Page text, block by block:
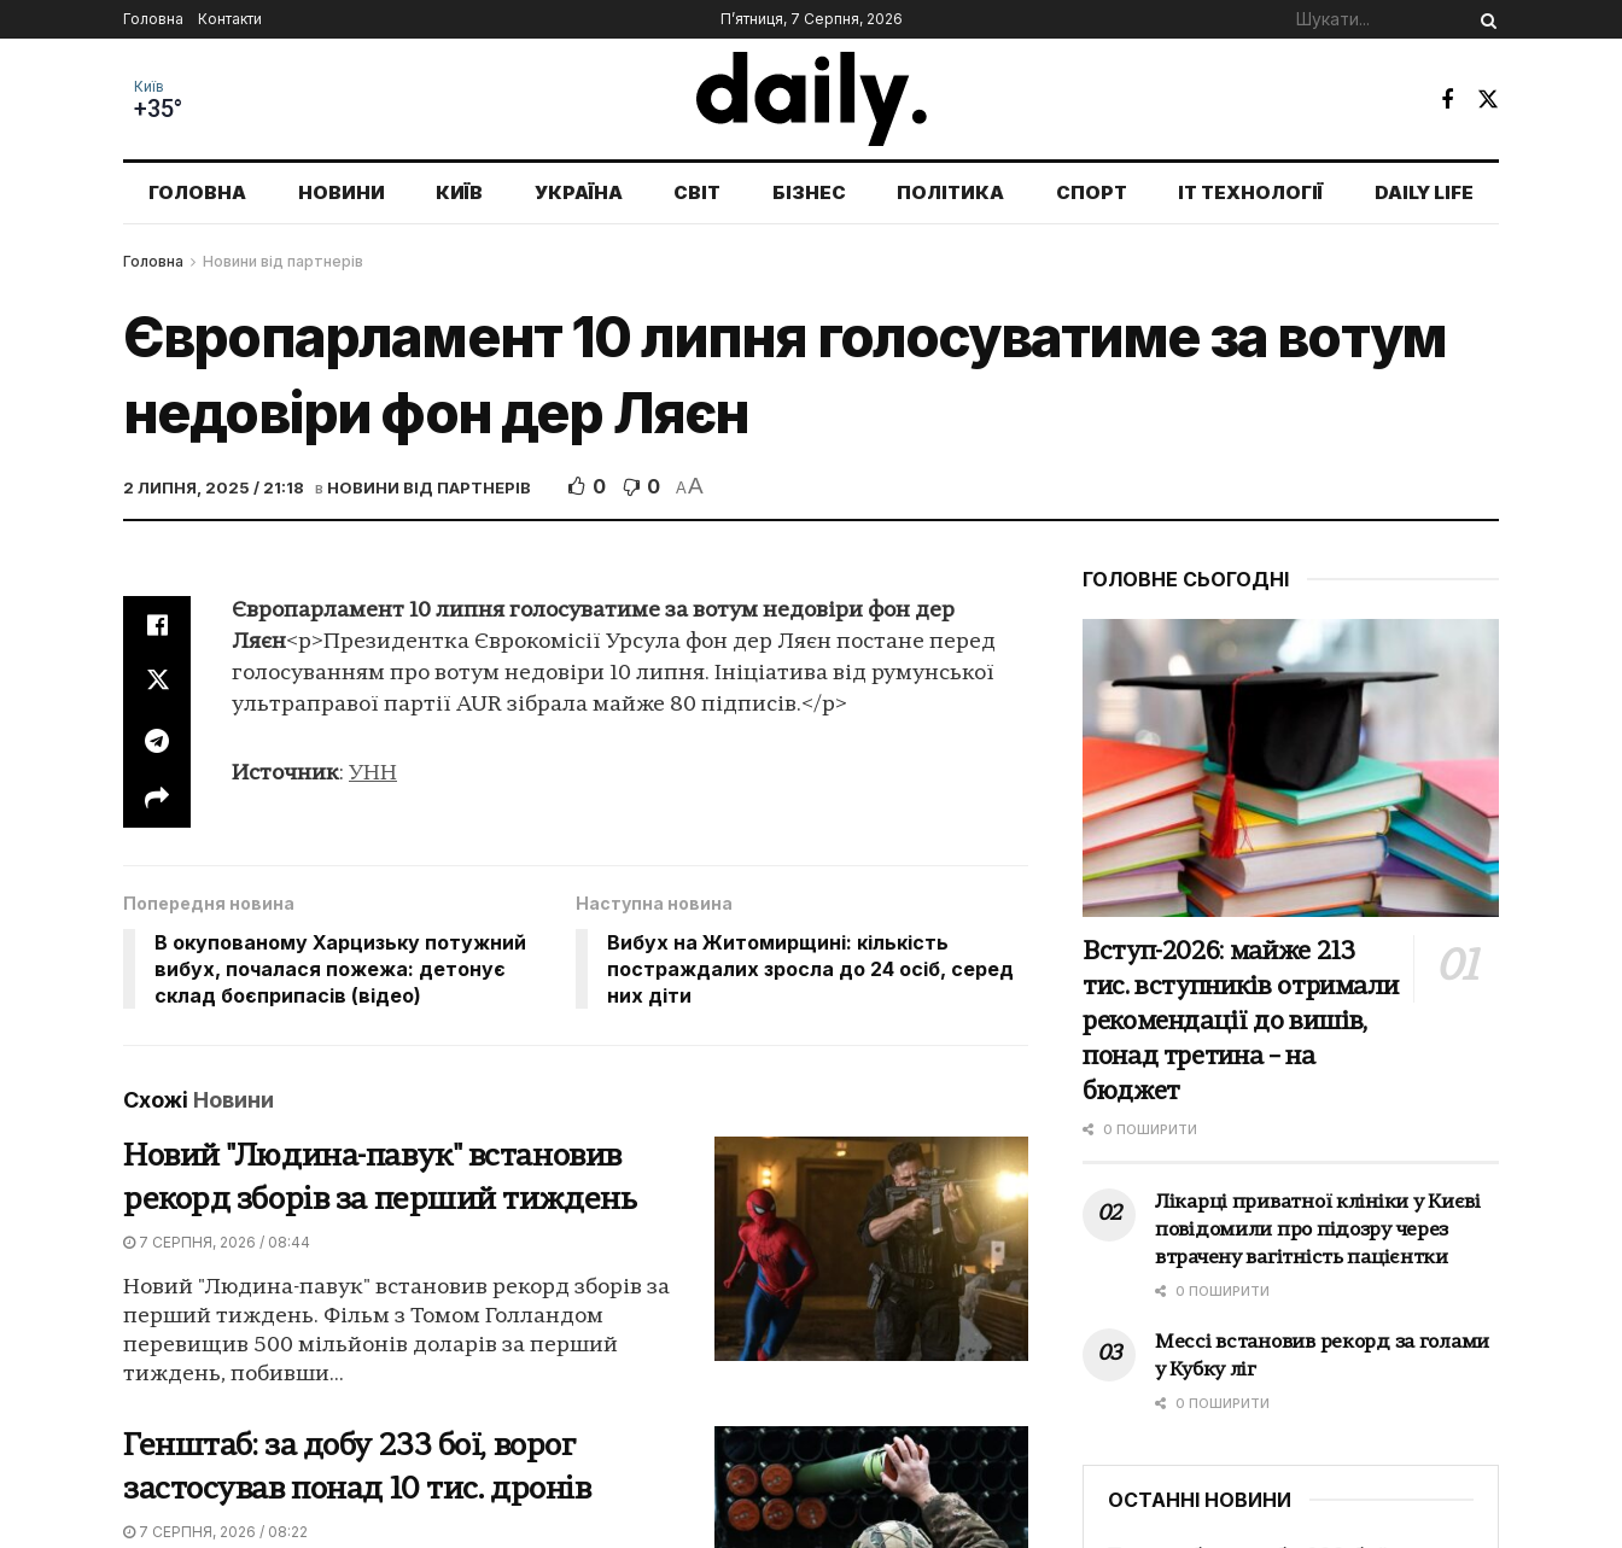
Головна Контакти П’ятниця, 7 Серпня, 2026
Київ
+35°
ГОЛОВНА НОВИНИ КИЇВ УКРАЇНА СВІТ БІЗНЕС ПОЛІТИКА СПОРТ IT ТЕХНОЛОГІЇ DAILY LIFE
Головна Новини від партнерів
Європарламент 10 липня голосуватиме за вотум
недовіри фон дер Ляєн
2 ЛИПНЯ, 2025 / 21:18 в НОВИНИ ВІД ПАРТНЕРІВ 0 0 AA
Європарламент 10 липня голосуватиме за вотум недовіри фон дер
Ляєн<p>Президентка Єврокомісії Урсула фон дер Ляєн постане перед
голосуванням про вотум недовіри 10 липня. Ініціатива від румунської
ультраправої партії AUR зібрала майже 80 підписів.</p>
Источник: УНН
Попередня новина
В окупованому Харцизьку потужний
вибух, почалася пожежа: детонує
склад боєприпасів (відео)
Наступна новина
Вибух на Житомирщині: кількість
постраждалих зросла до 24 осіб, серед
них діти
Схожі Новини
Новий "Людина-павук" встановив
рекорд зборів за перший тиждень
7 СЕРПНЯ, 2026 / 08:44
Новий "Людина-павук" встановив рекорд зборів за
перший тиждень. Фільм з Томом Голландом
перевищив 500 мільйонів доларів за перший
тиждень, побивши...
Генштаб: за добу 233 бої, ворог
застосував понад 10 тис. дронів
7 СЕРПНЯ, 2026 / 08:22
ГОЛОВНЕ СЬОГОДНІ
Вступ-2026: майже 213
тис. вступників отримали
рекомендації до вишів,
понад третина – на
бюджет
0 ПОШИРИТИ
Лікарці приватної клініки у Києві
повідомили про підозру через
втрачену вагітність пацієнтки
0 ПОШИРИТИ
Мессі встановив рекорд за голами
у Кубку ліг
0 ПОШИРИТИ
ОСТАННІ НОВИНИ